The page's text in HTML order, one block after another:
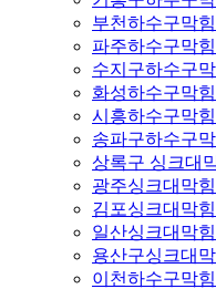
부천하수구막
파주하수구막
수지구하수구
화성하수구막
시흥하수구막
송파구하수구
상록구 싱크대
광주싱크대막
김포싱크대막
일산싱크대막
용산구싱크대
이천하수구막